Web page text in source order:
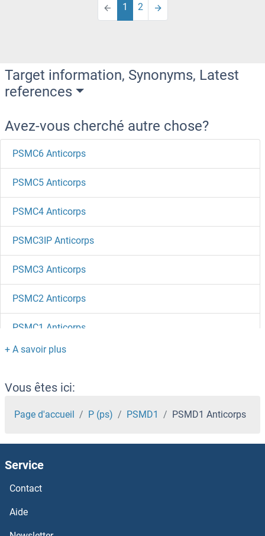
1 2
Target information, Synonyms, Latest
references
Avez-vous cherché autre chose?
PSMC6 Anticorps
PSMC5 Anticorps
PSMC4 Anticorps
PSMC3IP Anticorps
PSMC3 Anticorps
PSMC2 Anticorps
PSMC1 Anticorps
PSMB9 Anticorps
PSMB8 Anticorps
PSMB7 Anticorps
PSMB6 Anticorps
PSMB5 Anticorps
PSMB3 Anticorps
Vous êtes ici:
Page d'accueil P (ps) PSMD1 PSMD1 Anticorps
Service
Contact
Aide